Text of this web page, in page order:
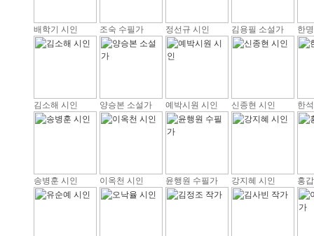
배학기 시인 조숙 수필가 정선규 시인 김용필 소설가 한
김소해 시인 양승본 소설가 예박시원 시인 신종현 시인 한
송병훈 시인 이옥천 시인 윤행원 수필가 강지혜 시인 홍